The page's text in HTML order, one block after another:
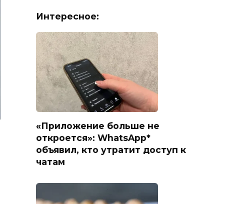
Интересное:
«Приложение больше не
откроется»: WhatsApp*
объявил, кто утратит доступ к
чатам